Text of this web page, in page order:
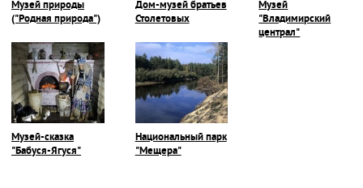
Музей природы
("Родная природа")
Дом-музей братьев
Столетовых
Музей
"Владимирский
централ"
Музей-сказка
"Бабуся-Ягуся"
Национальный парк
"Мещера"